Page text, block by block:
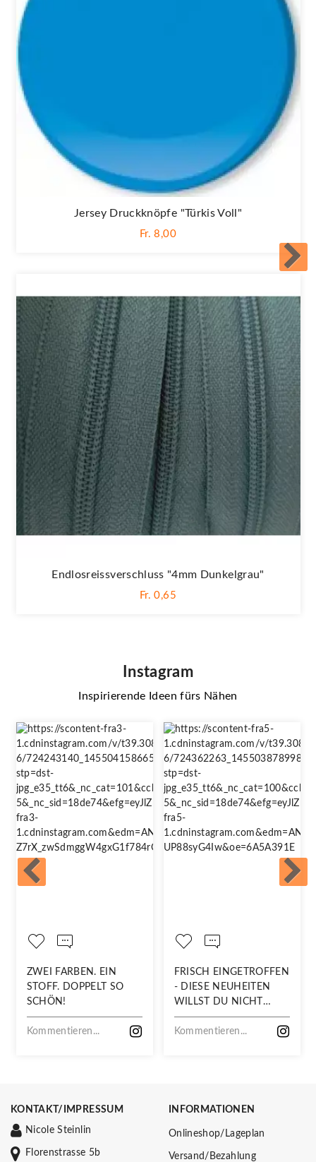
Jersey Druckknöpfe "Türkis Voll"
Fr. 8,00
Endlosreissverschluss "4mm Dunkelgrau"
Fr. 0,65
Instagram
Inspirierende Ideen fürs Nähen
ZWEI FARBEN. EIN
STOFF. DOPPELT SO
SCHÖN!
Kommentieren...
FRISCH EINGETROFFEN
- DIESE NEUHEITEN
WILLST DU NICHT
VERPASSEN!
Kommentieren...
KONTAKT/IMPRESSUM
Nicole Steinlin
Florenstrasse 5b
INFORMATIONEN
Onlineshop/Lageplan
Versand/Bezahlung